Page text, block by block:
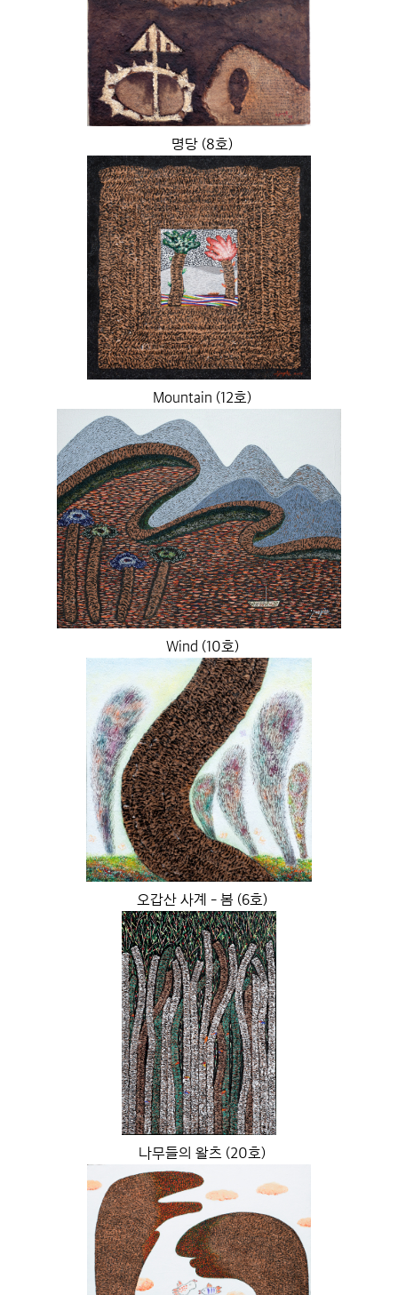
명당 (8호)
Mountain (12호)
Wind (10호)
오갑산 사계 - 봄 (6호)
나무들의 왈츠 (20호)